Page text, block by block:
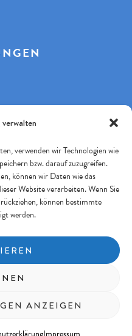
verwenden wir Technologien wie
bzw. darauf zuzugreifen.
können wir Daten wie das
Website verarbeiten. Wenn Sie
können bestimmte
werden.
ANZEIGEN
Impressum
KayBee AG